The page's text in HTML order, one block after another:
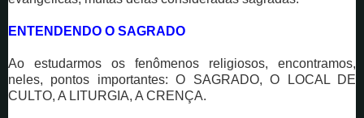
ENTENDENDO O SAGRADO
Ao estudarmos os fenômenos religiosos, encontramos,
neles, pontos importantes: O SAGRADO, O LOCAL DE
CULTO, A LITURGIA, A CRENÇA.